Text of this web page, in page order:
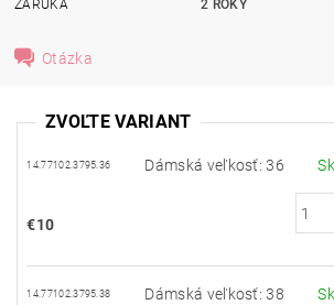
ZÁRUKA
2 ROKY
Otázka
ZVOĽTE VARIANT
14.77102.3795.36 Dámská veľkosť: 36
€10
14.77102.3795.38 Dámská veľkosť: 38